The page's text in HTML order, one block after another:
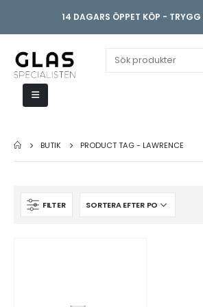
14 DAGARS ÖPPET KÖP - TRYGG
BUTIK PRODUCT TAG -LAWRENCE
FILTER